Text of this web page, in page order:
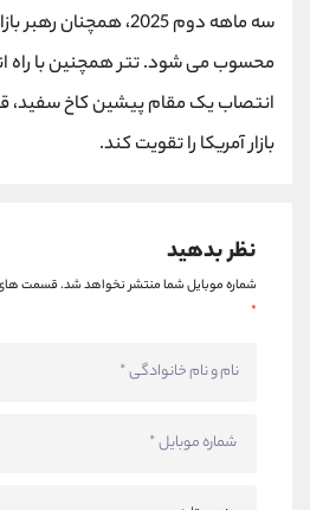
سه ماهه دوم 2025،
محسوب می شود. تتر همچنین با راه
انتصاب یک مقام پیشین کاخ سفید،
بازار آمریکا را تقویت کند.
نظر بدهید
شماره موبایل شما منتشر نخواهد شد.قسمت های
*